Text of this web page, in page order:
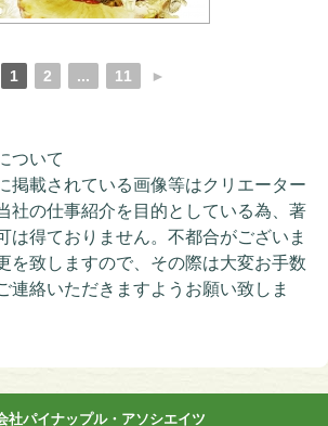
1 2 ... 11 ►
ついて
掲載されている画像等はクリエーター
社の仕事紹介を目的としている為、著
は得ておりません。不都合がございま
を致しますので、その際は大変お手数
連絡いただきますようお願い致しま
社パイナップル・アソシエイツ